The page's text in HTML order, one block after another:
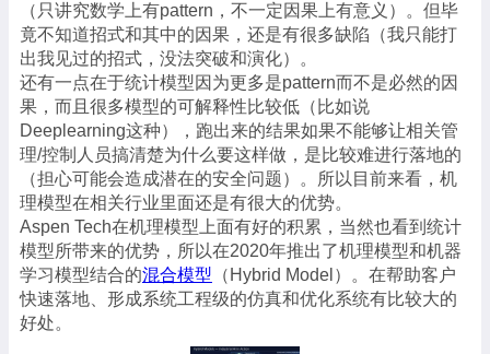
（只讲究数学上有pattern，不一定因果上有意义）。但毕
竟不知道招式和其中的因果，还是有很多缺陷（我只能打
出我见过的招式，没法突破和演化）。
还有一点在于统计模型因为更多是pattern而不是必然的因
果，而且很多模型的可解释性比较低（比如说
Deeplearning这种），跑出来的结果如果不能够让相关管
理/控制人员搞清楚为什么要这样做，是比较难进行落地的
（担心可能会造成潜在的安全问题）。所以目前来看，机
理模型在相关行业里面还是有很大的优势。
Aspen Tech在机理模型上面有好的积累，当然也看到统计
模型所带来的优势，所以在2020年推出了机理模型和机器
学习模型结合的混合模型 （Hybrid Model）。在帮助客户
快速落地、形成系统工程级的仿真和优化系统有比较大的
好处。